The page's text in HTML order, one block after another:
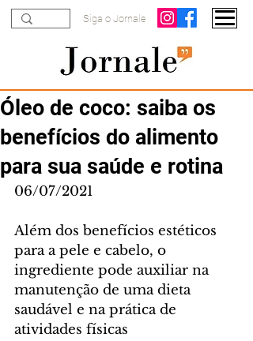
Siga o Jornale
Óleo de coco: saiba os
benefícios do alimento
para sua saúde e rotina
06/07/2021
Além dos benefícios estéticos
para a pele e cabelo, o
ingrediente pode auxiliar na
manutenção de uma dieta
saudável e na prática de
atividades físicas